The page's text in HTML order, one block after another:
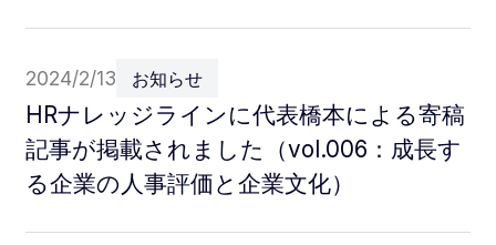
2024/2/13 お知らせ
HRナレッジラインに代表橋本による寄稿
記事が掲載されました（vol.006：成長す
る企業の人事評価と企業文化）